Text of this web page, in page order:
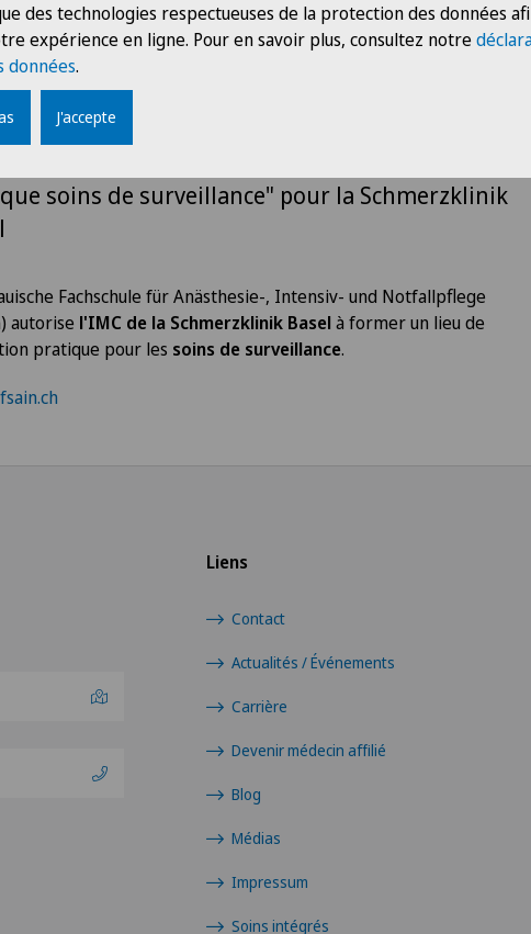
de formation continue "lieu
pratique soins de
pour la Schmerzklinik Basel
soins de surveillance" pour la Schmerzklinik
Fachschule für Anästhesie-, Intensiv- und Notfallpflege
autorise l'IMC de la Schmerzklinik Baselà former un lieu de
pratique pour les soins de surveillance.
Liens
Contact
Actualités / Événements
Carrière
Devenir médecin affilié
Blog
Médias
Impressum
Soins intégrés
des technologies respectueuses de la protection des données
expérience en ligne. Pour en savoir plus, consultez notre
données.
J'accepte